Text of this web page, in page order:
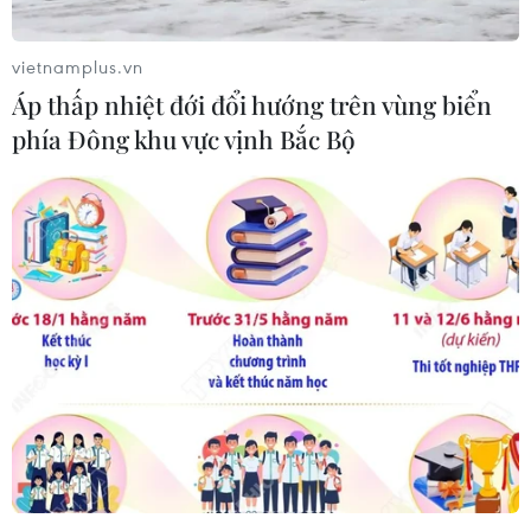
Để lý luận của Đảng, nhất là những chủ trương,
quan điểm mới đến với đông đảo các tầng lớp
nhân dân, thực sự trở thành “lực lượng vật
chất,” nội dung tuyên truyền đã được xây dựng
có trọng tâm, trọng điểm, tập trung vào những
vấn đề dư luận quan tâm, nhất là những vấn đề
có ý kiến khác nhau để tuyên truyền, giải thích
hướng đến mục tiêu là củng cố niềm tin trong
nhân dân, việc biên soạn tài liệu tuyên truyền
ngắn gọn, dể hiểu, phù hợp với từng đối tượng,
vietnamplus.vn
Áp thấp nhiệt đới đổi hướng trên vùng biển
phía Đông khu vực vịnh Bắc Bộ